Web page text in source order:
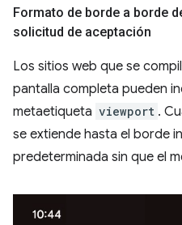
Formato de borde a borde
solicitud de aceptación
Los sitios web que se
pantalla completa pueden
metaetiqueta viewport .
se extiende hasta el borde
predeterminada sin que el